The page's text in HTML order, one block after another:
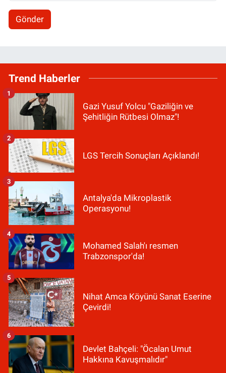
Gönder
Trend Haberler
Gazi Yusuf Yolcu "Gaziliğin ve
Şehitliğin Rütbesi Olmaz"!
1
LGS Tercih Sonuçları Açıklandı!
2
Antalya'da Mikroplastik
Operasyonu!
3
Mohamed Salah'ı resmen
Trabzonspor'da!
4
Nihat Amca Köyünü Sanat Eserine
Çevirdi!
5
Devlet Bahçeli: "Öcalan Umut
Hakkına Kavuşmalıdır"
6